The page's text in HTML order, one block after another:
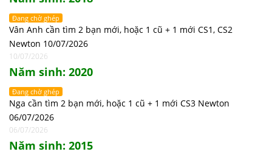
Đang chờ ghép
Vân Anh cần tìm 2 bạn mới, hoặc 1 cũ + 1 mới CS1, CS2
Newton 10/07/2026
10/07/2026
Năm sinh: 2020
Đang chờ ghép
Nga cần tìm 2 bạn mới, hoặc 1 cũ + 1 mới CS3 Newton
06/07/2026
06/07/2026
Năm sinh: 2015